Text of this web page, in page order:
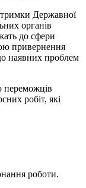
Державної
органів
до сфери
привернення
наявних проблем
переможців
робіт, які
роботи.